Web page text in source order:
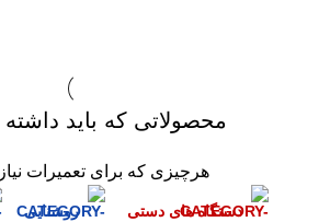
محصولاتی که باید داشته
هرچیزی که برای تعمیرات نیاز
دستگاه های دستی روشنایی